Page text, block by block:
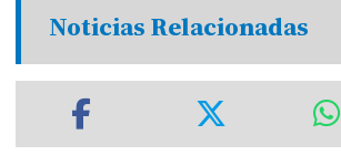
Noticias Relacionadas